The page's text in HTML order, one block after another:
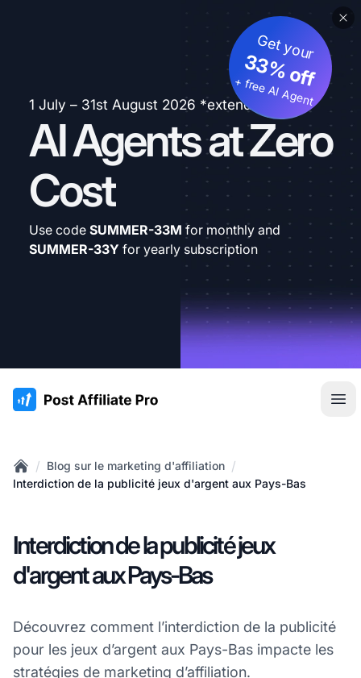
1 July – 31st August 2026 *extended
AI Agents at Zero
Cost
Get your
33% off
+ free AI Agent
Use code SUMMER-33M for monthly and
SUMMER-33Y for yearly subscription
:site.title
Home
/ Blog sur le marketing d'affiliation /
Interdiction de la publicité jeux d'argent aux Pays-Bas
Interdiction de la publicité jeux
d'argent aux Pays-Bas
Découvrez comment l’interdiction de la publicité
pour les jeux d’argent aux Pays-Bas impacte les
stratégies de marketing d’affiliation.